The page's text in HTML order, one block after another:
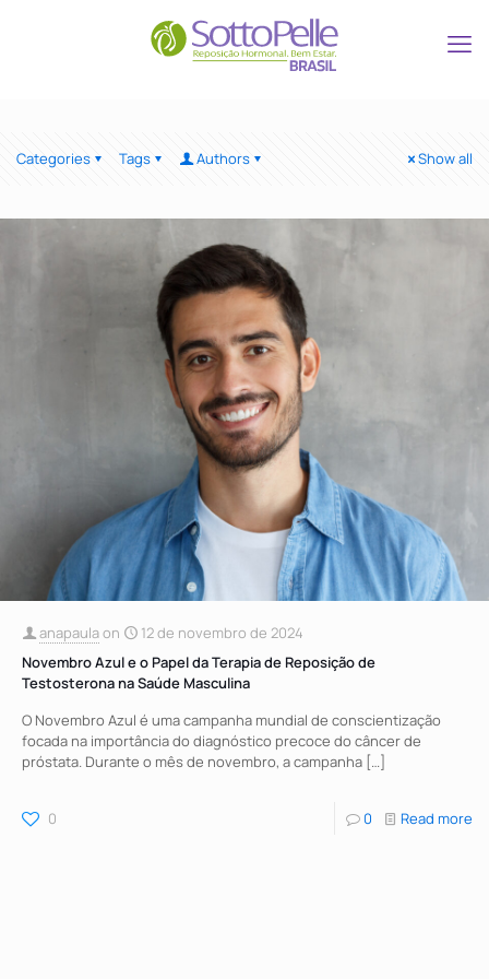
Categories Tags Authors Show all
anapaulaon
12 de novembro de 2024
Novembro Azul e o Papel da Terapia de Reposição de
Testosterona na Saúde Masculina
O Novembro Azul é uma campanha mundial de conscientização
focada na importância do diagnóstico precoce do câncer de
próstata. Durante o mês de novembro, a campanha […]
0 0 Read more